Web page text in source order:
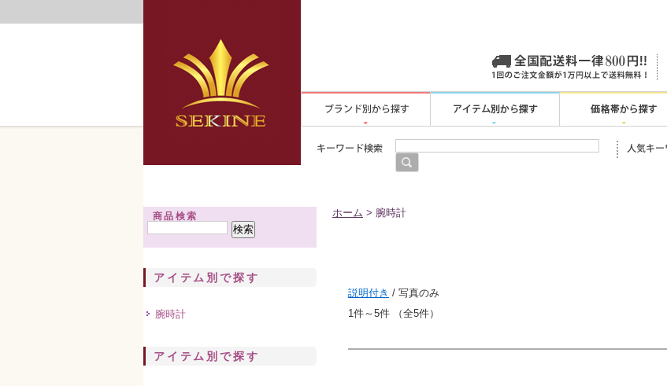
商品検索
アイテム別で探す
腕時計
アイテム別で探す
ホーム > 腕時計
説明付き / 写真のみ
1件～5件 （全5件）